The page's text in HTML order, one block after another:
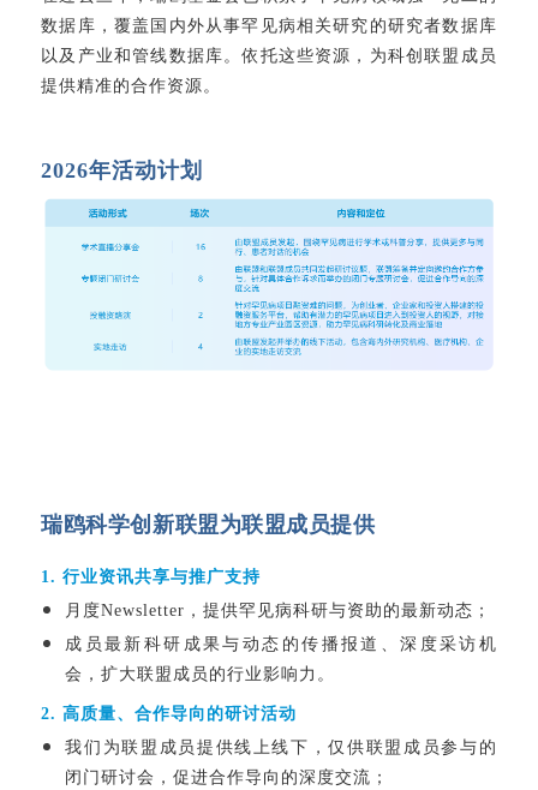
数据库，覆盖国内外从事罕见病相关研究的研究者数据库
以及产业和管线数据库。依托这些资源，为科创联盟成员
提供精准的合作资源。
2026年活动计划
瑞鸥科学创新联盟为联盟成员提供
1. 行业资讯共享与推广支持
月度Newsletter，提供罕见病科研与资助的最新动态；
成员最新科研成果与动态的传播报道、深度采访机
会，扩大联盟成员的行业影响力。
2. 高质量、合作导向的研讨活动
我们为联盟成员提供线上线下，仅供联盟成员参与的
闭门研讨会，促进合作导向的深度交流；